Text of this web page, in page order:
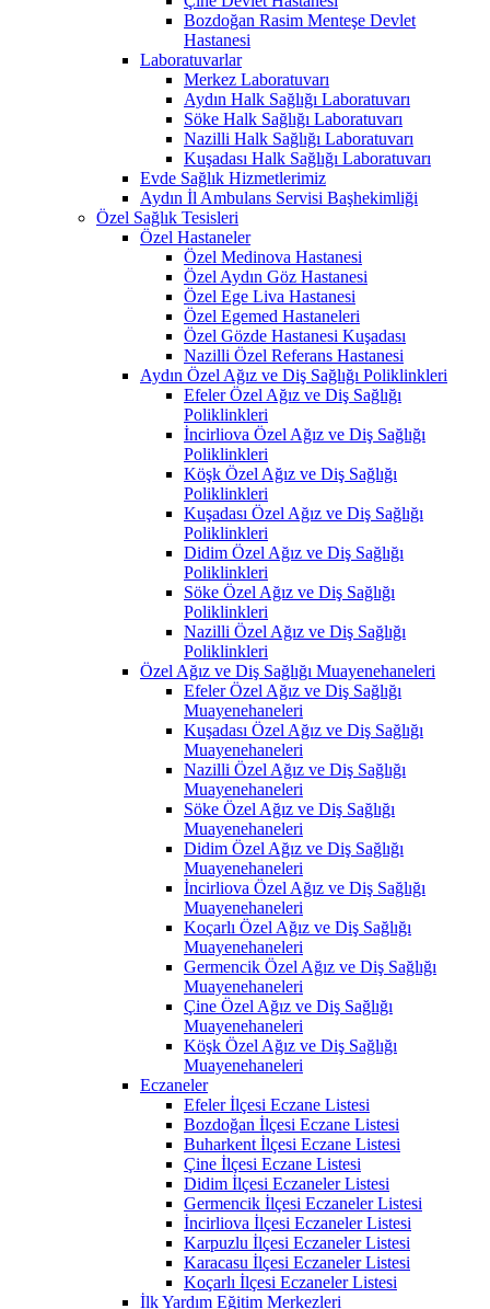
Bozdoğan Rasim Menteşe Devlet
Hastanesi
Laboratuvarlar
Merkez Laboratuvarı
Aydın Halk Sağlığı Laboratuvarı
Söke Halk Sağlığı Laboratuvarı
Nazilli Halk Sağlığı Laboratuvarı
Kuşadası Halk Sağlığı Laboratuvarı
Evde Sağlık Hizmetlerimiz
Aydın İl Ambulans Servisi Başhekimliği
Özel Sağlık Tesisleri
Özel Hastaneler
Özel Medinova Hastanesi
Özel Aydın Göz Hastanesi
Özel Ege Liva Hastanesi
Özel Egemed Hastaneleri
Özel Gözde Hastanesi Kuşadası
Nazilli Özel Referans Hastanesi
Aydın Özel Ağız ve Diş Sağlığı Poliklinkleri
Efeler Özel Ağız ve Diş Sağlığı
Poliklinkleri
İncirliova Özel Ağız ve Diş Sağlığı
Poliklinkleri
Köşk Özel Ağız ve Diş Sağlığı
Poliklinkleri
Kuşadası Özel Ağız ve Diş Sağlığı
Poliklinkleri
Didim Özel Ağız ve Diş Sağlığı
Poliklinkleri
Söke Özel Ağız ve Diş Sağlığı
Poliklinkleri
Nazilli Özel Ağız ve Diş Sağlığı
Poliklinkleri
Özel Ağız ve Diş Sağlığı Muayenehaneleri
Efeler Özel Ağız ve Diş Sağlığı
Muayenehaneleri
Kuşadası Özel Ağız ve Diş Sağlığı
Muayenehaneleri
Nazilli Özel Ağız ve Diş Sağlığı
Muayenehaneleri
Söke Özel Ağız ve Diş Sağlığı
Muayenehaneleri
Didim Özel Ağız ve Diş Sağlığı
Muayenehaneleri
İncirliova Özel Ağız ve Diş Sağlığı
Muayenehaneleri
Koçarlı Özel Ağız ve Diş Sağlığı
Muayenehaneleri
Germencik Özel Ağız ve Diş Sağlığı
Muayenehaneleri
Çine Özel Ağız ve Diş Sağlığı
Muayenehaneleri
Köşk Özel Ağız ve Diş Sağlığı
Muayenehaneleri
Eczaneler
Efeler İlçesi Eczane Listesi
Bozdoğan İlçesi Eczane Listesi
Buharkent İlçesi Eczane Listesi
Çine İlçesi Eczane Listesi
Didim İlçesi Eczaneler Listesi
Germencik İlçesi Eczaneler Listesi
İncirliova İlçesi Eczaneler Listesi
Karpuzlu İlçesi Eczaneler Listesi
Karacasu İlçesi Eczaneler Listesi
Koçarlı İlçesi Eczaneler Listesi
İlk Yardım Eğitim Merkezleri